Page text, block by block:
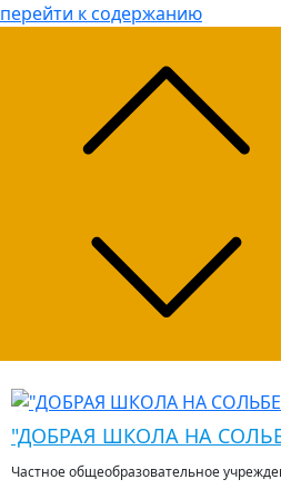
перейти к содержанию
"ДОБРАЯ ШКОЛА НА
Частное общеобразовательное